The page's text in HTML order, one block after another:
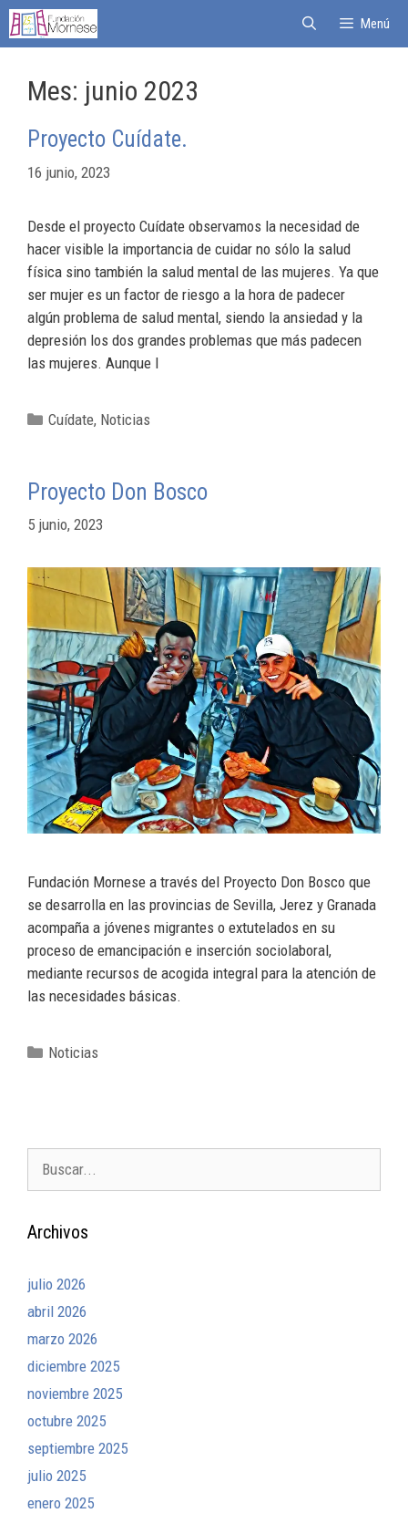
Menú
Mes: junio 2023
Proyecto Cuídate.
16 junio, 2023
Desde el proyecto Cuídate observamos la necesidad de
hacer visible la importancia de cuidar no sólo la salud
física sino también la salud mental de las mujeres. Ya que
ser mujer es un factor de riesgo a la hora de padecer
algún problema de salud mental, siendo la ansiedad y la
depresión los dos grandes problemas que más padecen
las mujeres. Aunque l
Cuídate, Noticias
Proyecto Don Bosco
5 junio, 2023
Fundación Mornese a través del Proyecto Don Bosco que
se desarrolla en las provincias de Sevilla, Jerez y Granada
acompaña a jóvenes migrantes o extutelados en su
proceso de emancipación e inserción sociolaboral,
mediante recursos de acogida integral para la atención de
las necesidades básicas.
Noticias
Archivos
julio 2026
abril 2026
marzo 2026
diciembre 2025
noviembre 2025
octubre 2025
septiembre 2025
julio 2025
enero 2025